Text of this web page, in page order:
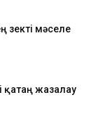
өзекті мәселе
қатаң жазалау